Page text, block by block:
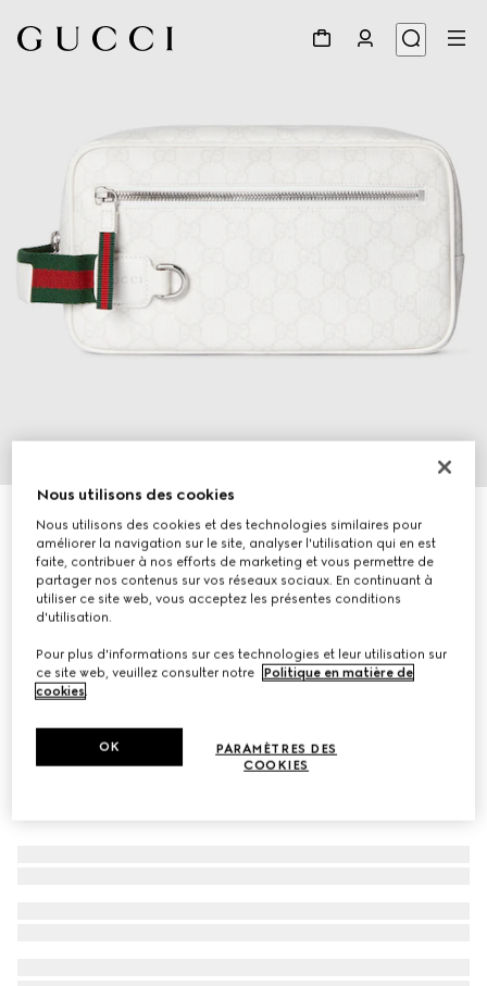
Trousse de toilette GG moyen format
CA$985
DéclinaisonsGG Supreme blanc
Nous utilisons des cookies
Nous utilisons des cookies et des technologies similaires pour
améliorer la navigation sur le site, analyser l'utilisation qui en est
faite, contribuer à nos efforts de marketing et vous permettre de
partager nos contenus sur vos réseaux sociaux. En continuant à
utiliser ce site web, vous acceptez les présentes conditions
d'utilisation.
Pour plus d'informations sur ces technologies et leur utilisation sur
ce site web, veuillez consulter notre
Politique en matière de
cookies.
PARAMÈTRES DES
COOKIES
OK